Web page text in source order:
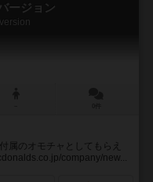
ージョン
属のオモチャとしてもらえ
company/new...